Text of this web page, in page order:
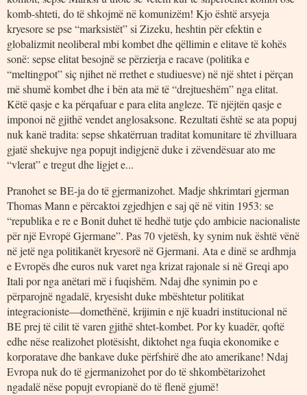
komb-shteti, do të shkojmë në komunizëm! Kjo është arsyeja
kryesore se pse “marksistët” si Zizeku, heshtin për efektin e
globalizmit neoliberal mbi kombet dhe qëllimin e elitave të kohës
sonë: sepse elitat besojnë se përzierja e racave (politika e
“meltingpot” siç njihet në rrethet e studiuesve) në një shtet i përçan
më shumë kombet dhe i bën ata më të “drejtueshëm” nga elitat.
Këtë qasje e ka përqafuar e para elita angleze. Të njëjtën qasje e
imponoi në gjithë vendet anglosaksone. Rezultati është se ata popuj
nuk kanë tradita: sepse shkatërruan traditat komunitare të zhvilluara
gjatë shekujve nga popujt indigjenë duke i zëvendësuar ato me
“vlerat” e tregut dhe ligjet e...
Pranohet se BE-ja do të gjermanizohet. Madje shkrimtari gjerman
Thomas Mann e përcaktoi zgjedhjen e saj që në vitin 1953: se
“republika e re e Bonit duhet të hedhë tutje çdo ambicie nacionaliste
për një Evropë Gjermane”. Pas 70 vjetësh, ky synim nuk është vënë
në jetë nga politikanët kryesorë në Gjermani. Ata e dinë se ardhmja
e Evropës dhe euros nuk varet nga krizat rajonale si në Greqi apo
Itali por nga anëtari më i fuqishëm. Ndaj dhe synimin po e
përparojnë ngadalë, kryesisht duke mbështetur politikat
integracioniste—domethënë, krijimin e një kuadri institucional në
BE prej të cilit të varen gjithë shtet-kombet. Por ky kuadër, qoftë
edhe nëse realizohet plotësisht, diktohet nga fuqia ekonomike e
korporatave dhe bankave duke përfshirë dhe ato amerikane! Ndaj
Evropa nuk do të gjermanizohet por do të shkombëtarizohet
ngadalë nëse popujt evropianë do të flenë gjumë!